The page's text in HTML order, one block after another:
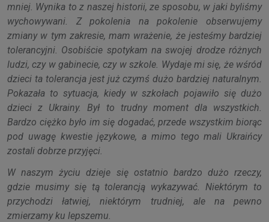
mniej. Wynika to z naszej historii, ze sposobu, w jaki byliśmy
wychowywani. Z pokolenia na pokolenie obserwujemy
zmiany w tym zakresie, mam wrażenie, że jesteśmy bardziej
tolerancyjni. Osobiście spotykam na swojej drodze różnych
ludzi, czy w gabinecie, czy w szkole. Wydaje mi się, że wśród
dzieci ta tolerancja jest już czymś dużo bardziej naturalnym.
Pokazała to sytuacja, kiedy w szkołach pojawiło się dużo
dzieci z Ukrainy. Był to trudny moment dla wszystkich.
Bardzo ciężko było im się dogadać, przede wszystkim biorąc
pod uwagę kwestie językowe, a mimo tego mali Ukraińcy
zostali dobrze przyjęci.
W naszym życiu dzieje się ostatnio bardzo dużo rzeczy,
gdzie musimy się tą tolerancją wykazywać. Niektórym to
przychodzi łatwiej, niektórym trudniej, ale na pewno
zmierzamy ku lepszemu.